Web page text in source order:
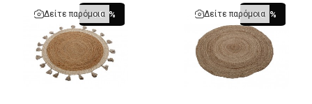
-10 %
Δείτε παρόμοια -10 %
Δείτε παρόμοια